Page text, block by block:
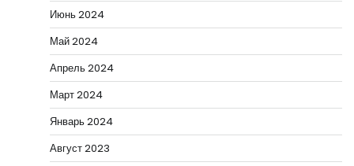
Июнь 2024
Май 2024
Апрель 2024
Март 2024
Январь 2024
Август 2023